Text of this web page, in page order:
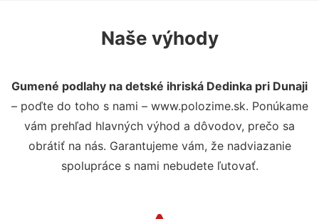
Naše výhody
Gumené podlahy na detské ihriská Dedinka pri Dunaji
– poďte do toho s nami – www.polozime.sk. Ponúkame
vám prehľad hlavných výhod a dôvodov, prečo sa
obrátiť na nás. Garantujeme vám, že nadviazanie
spolupráce s nami nebudete ľutovať.